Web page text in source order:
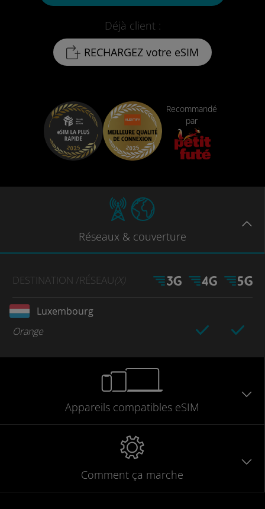
Déjà client :
RECHARGEZ votre eSIM
Recommandé
par
Réseaux & couverture
DESTINATION /RÉSEAU(X)
Luxembourg
Orange
Appareils compatibles eSIM
Comment ça marche